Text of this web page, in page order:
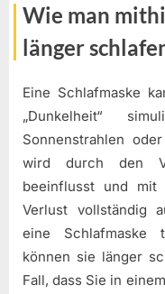
Wie man
länger
Eine Schlafmaske
„Dunkelheit“
Sonnenstrahlen
wird durch den
beeinflusst und mit
Verlust vollständig
eine Schlafmaske
können sie länger
Fall, dass Sie in